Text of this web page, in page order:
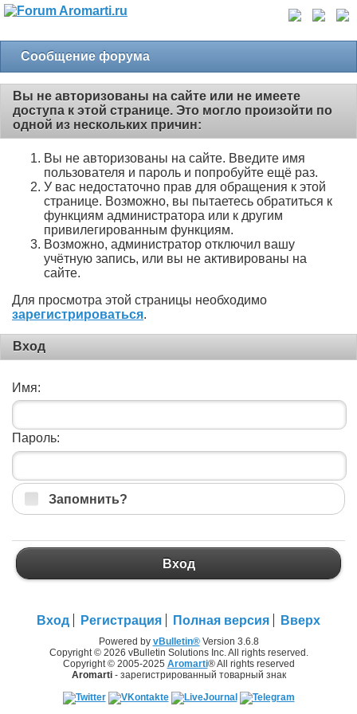
Сообщение форума
Вы не авторизованы на сайте или не имеете
доступа к этой странице. Это могло произойти по
одной из нескольких причин:
Вы не авторизованы на сайте. Введите имя
пользователя и пароль и попробуйте ещё раз.
У вас недостаточно прав для обращения к этой
странице. Возможно, вы пытаетесь обратиться к
функциям администратора или к другим
привилегированным функциям.
Возможно, администратор отключил вашу
учётную запись, или вы не активированы на
сайте.
Для просмотра этой страницы необходимо
зарегистрироваться.
Вход
Имя:
Пароль:
Запомнить?
Вход
Вход Регистрация Полная версия Вверх
Powered by vBulletin®Version 3.6.8
Copyright © 2026 vBulletin Solutions Inc. All rights reserved.
Copyright © 2005-2025 Aromarti® All rights reserved
Aromarti- зарегистрированный товарный знак